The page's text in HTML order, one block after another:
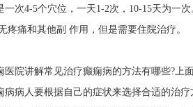
一次4-5个穴位，一天1-2次，10-15天为一
疼痛和其他副 作用，但是需要住院治疗。
医院讲解常见治疗癫痫病的方法有哪些?上
病病人要根据自己的症状来选择合适的治